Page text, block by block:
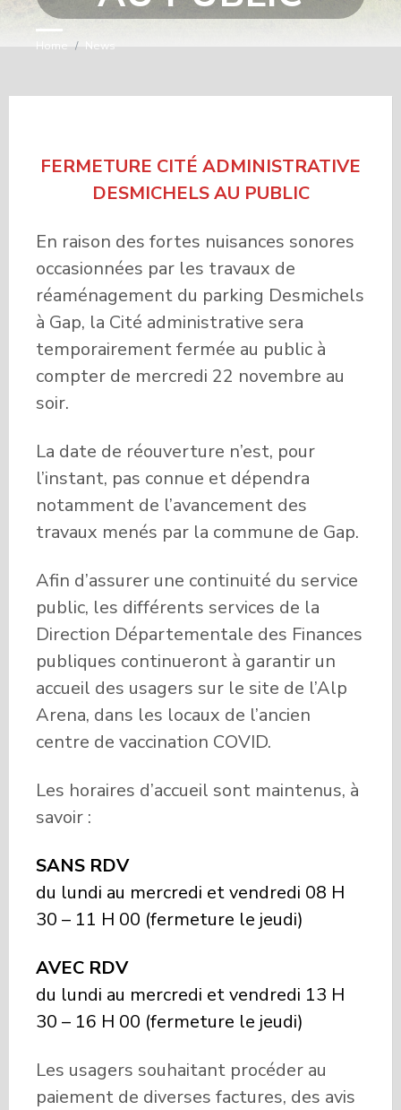
Home / News
FERMETURE CITÉ ADMINISTRATIVE
DESMICHELS AU PUBLIC
En raison des fortes nuisances sonores
occasionnées par les travaux de
réaménagement du parking Desmichels
à Gap, la Cité administrative sera
temporairement fermée au public à
compter de mercredi 22 novembre au
soir.
La date de réouverture n’est, pour
l’instant, pas connue et dépendra
notamment de l’avancement des
travaux menés par la commune de Gap.
Afin d’assurer une continuité du service
public, les différents services de la
Direction Départementale des Finances
publiques continueront à garantir un
accueil des usagers sur le site de l’Alp
Arena, dans les locaux de l’ancien
centre de vaccination COVID.
Les horaires d’accueil sont maintenus, à
savoir :
SANS RDV
du lundi au mercredi et vendredi 08 H
30 – 11 H 00 (fermeture le jeudi)
AVEC RDV
du lundi au mercredi et vendredi 13 H
30 – 16 H 00 (fermeture le jeudi)
Les usagers souhaitant procéder au
paiement de diverses factures, des avis